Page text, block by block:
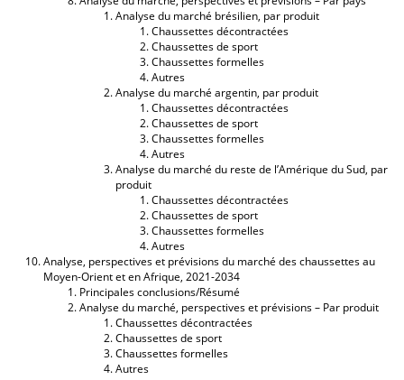
Analyse du marché brésilien, par produit
Chaussettes décontractées
Chaussettes de sport
Chaussettes formelles
Autres
Analyse du marché argentin, par produit
Chaussettes décontractées
Chaussettes de sport
Chaussettes formelles
Autres
Analyse du marché du reste de l’Amérique du Sud, par
produit
Chaussettes décontractées
Chaussettes de sport
Chaussettes formelles
Autres
Analyse, perspectives et prévisions du marché des chaussettes au
Moyen-Orient et en Afrique, 2021-2034
Principales conclusions/Résumé
Analyse du marché, perspectives et prévisions – Par produit
Chaussettes décontractées
Chaussettes de sport
Chaussettes formelles
Autres